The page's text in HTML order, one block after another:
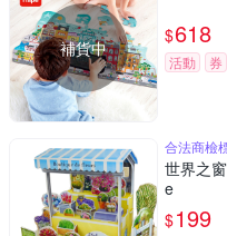
補貨中
$618
活動 券
合法商檢
世界之
e
$199